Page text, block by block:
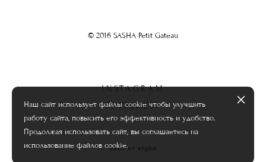
© 2016 SASHA Petit Gateau
INSTAGRAM
PINTEREST
сайт от vigbo
Наш сайт использует файлы cookie чтобы улучшить
работу сайта, повысить его эффективность и удобство.
Продолжая использовать сайт, вы соглашаетесь на
использование файлов cookie.